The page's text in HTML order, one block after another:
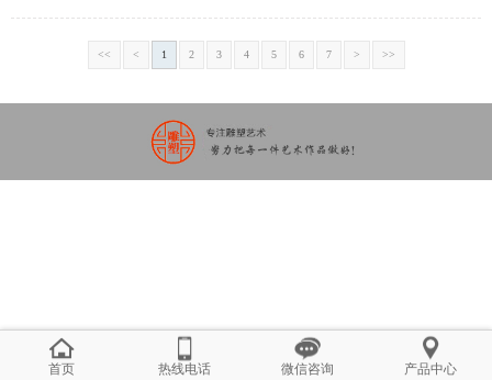
<< < 1 2 3 4 5 6 7 > >>
首页 热线电话 微信咨询 产品中心